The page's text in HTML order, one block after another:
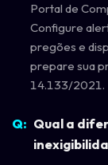
Portal de
Configure
pregões e
prepare sua
14.133/2021.
Qual a